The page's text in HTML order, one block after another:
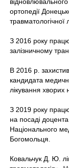
ортопедії
травматологічної
З 2016 року працює
залізничному
В 2016 р.
кандидата
лікування хворих
З 2019 року
на посаді
Національного
Богомольця.
Ковальчук Д. Ю.